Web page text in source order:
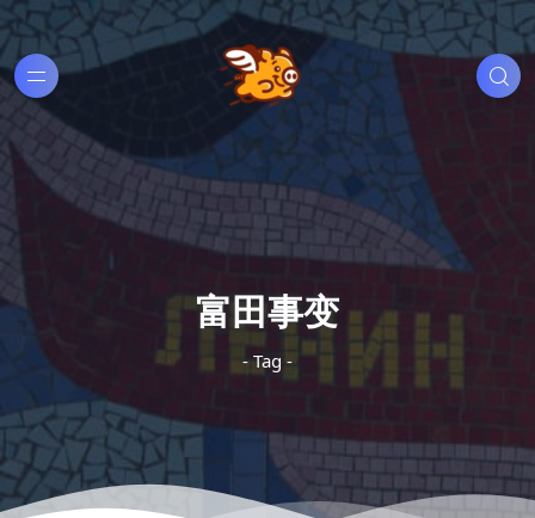
富田事变
- Tag -